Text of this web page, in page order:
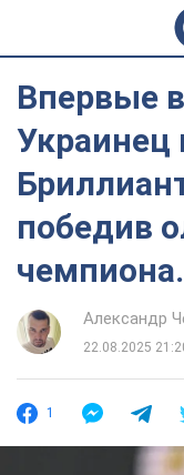
Впервые
Украинец
победив
Александр
22.08.2025
1